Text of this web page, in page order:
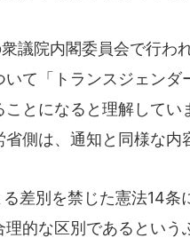
議院内閣委員会で行わ
て「トランスジェンダ
とになると理解してい
側は、通知と同様な内
差別を禁じた憲法14条
的な区別であるという